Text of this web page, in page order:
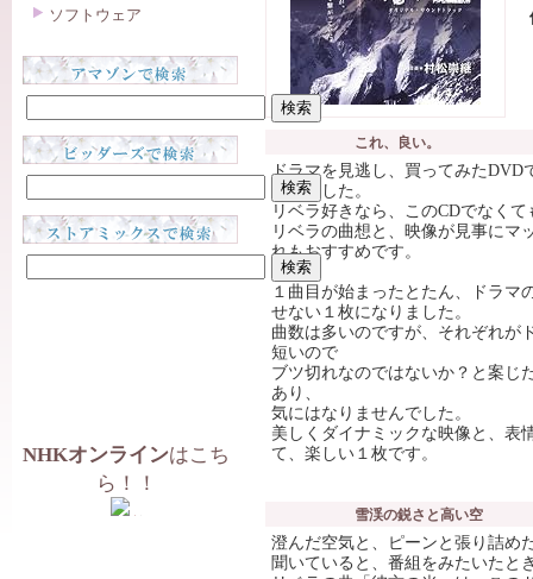
これ、良い。
ドラマを見逃し、買ってみたDVD
入しました。
リベラ好きなら、このCDでなく
リベラの曲想と、映像が見事にマ
れもおすすめです。
１曲目が始まったとたん、ドラマ
せない１枚になりました。
曲数は多いのですが、それぞれが
短いので
ブツ切れなのではないか？と案じ
あり、
気にはなりませんでした。
美しくダイナミックな映像と、表
て、楽しい１枚です。
雪渓の鋭さと高い空
澄んだ空気と、ピーンと張り詰め
聞いていると、番組をみたいたと
ソフトウェア
NHKオンラインはこち
ら！！